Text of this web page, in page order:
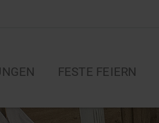
FESTE FEIERN